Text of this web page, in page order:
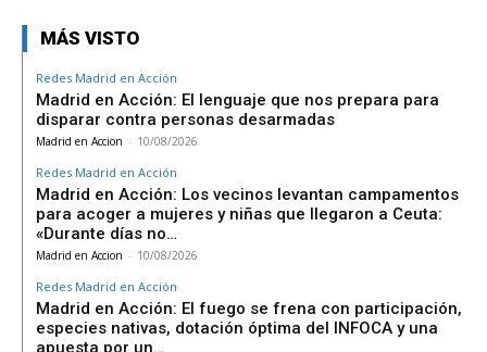
MÁS VISTO
Redes Madrid en Acción
Madrid en Acción: El lenguaje que nos prepara para
disparar contra personas desarmadas
Madrid en Accion - 10/08/2026
Redes Madrid en Acción
Madrid en Acción: Los vecinos levantan campamentos
para acoger a mujeres y niñas que llegaron a Ceuta:
«Durante días no…
Madrid en Accion - 10/08/2026
Redes Madrid en Acción
Madrid en Acción: El fuego se frena con participación,
especies nativas, dotación óptima del INFOCA y una
apuesta por un…